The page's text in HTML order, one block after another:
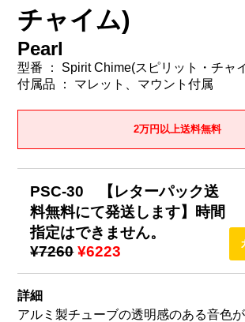
チャイム)
Pearl
型番 ： Spirit Chime(スピリット・チャ
付属品 ： マレット、マウント付属
2万円以上送料無料
PSC-30 【レターパック送
料無料にて発送します】時間
指定はできません。
¥7260 ¥6223
詳細
アルミ製チューブの透明感のある音色